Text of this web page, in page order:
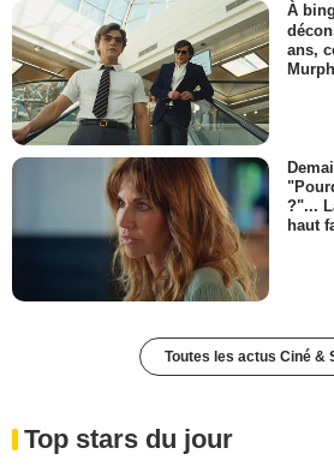
À
ans,
?"...
haut
Toutes les actus Ciné &
Top stars du jour